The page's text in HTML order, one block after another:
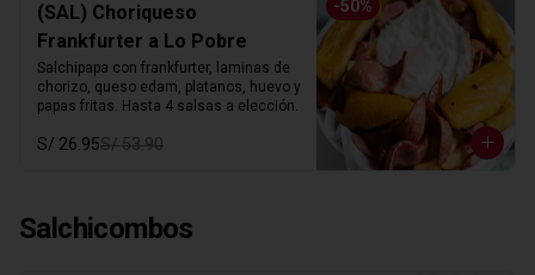
-50%
(SAL) Choriqueso
Frankfurter a Lo Pobre
Salchipapa con frankfurter, laminas de
chorizo, queso edam, platanos, huevo y
papas fritas. Hasta 4 salsas a elección.
S/ 26.95S/ 53.90
Salchicombos